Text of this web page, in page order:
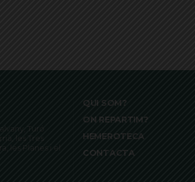
Turó
les Tres
les Planes i el
QUI SOM?
ON REPARTIM?
HEMEROTECA
CONTACTA